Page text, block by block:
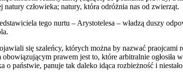
natury człowieka; natury, która odróżnia nas od zwierząt.
tego nurtu – Arystotelesa – władzą duszy
się szaleńcy, których można by nazwać
prawem jest to, które arbitralnie ogłosiła
państwie, panuje tak daleko idąca rozbieżność i